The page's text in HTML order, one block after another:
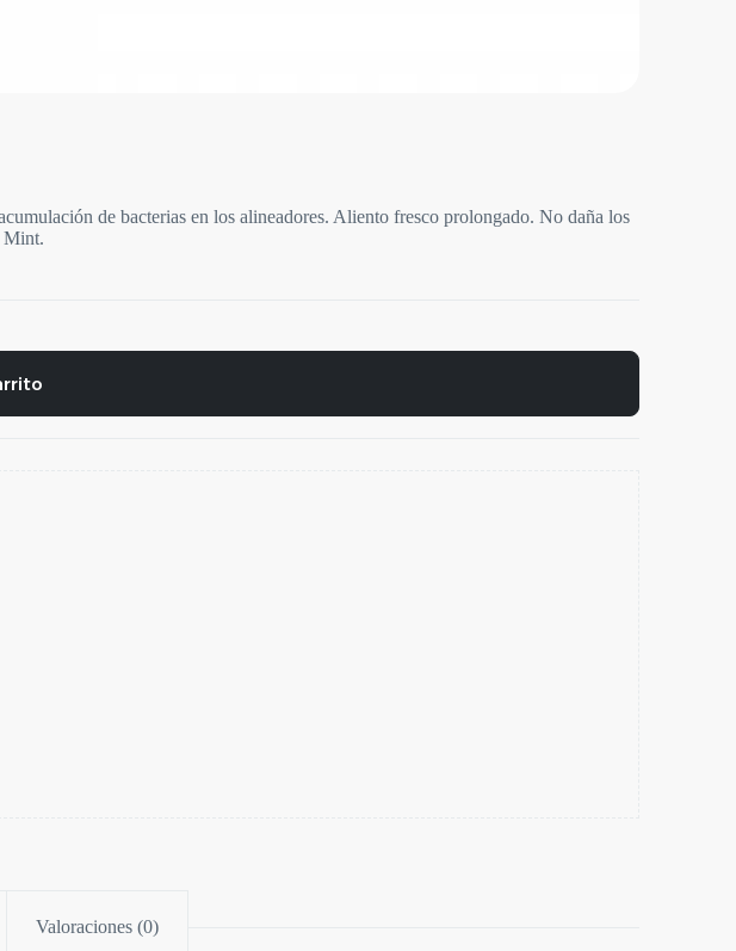
de bacterias en los alineadores. Aliento fresco prolongado. No daña los
Mint.
Valoraciones (0)